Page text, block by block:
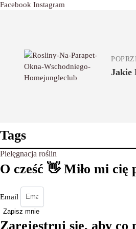
Facebook Instagram
Jakie
Tags
Pielęgnacja roślin
O cześć 👋 Miło mi cię
Email
Zapisz mnie
Zarejestruj się, aby co